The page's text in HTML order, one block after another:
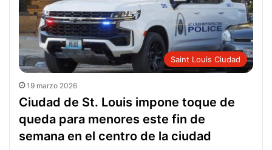
Saint Louis Ciudad
19 marzo 2026
Ciudad de St. Louis impone toque de
queda para menores este fin de
semana en el centro de la ciudad